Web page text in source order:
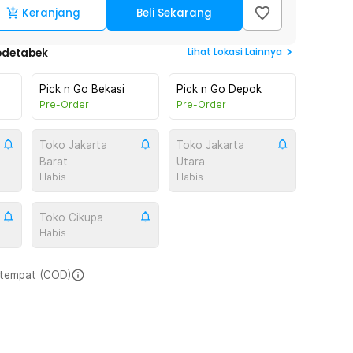
Keranjang Beli Sekarang
Lihat Lokasi Lainnya
Pick n Go Bekasi
Pre-Order
Pick n Go Depok
Pre-Order
Toko Jakarta
Barat
Habis
Toko Jakarta
Utara
Habis
Toko Cikupa
Habis
(COD)